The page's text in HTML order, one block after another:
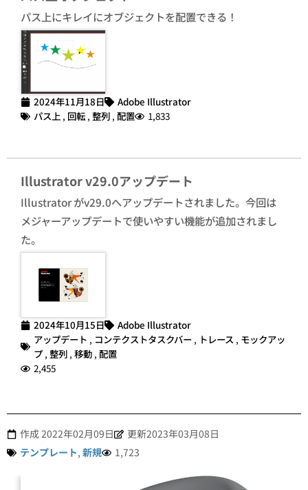
パス上にキレイにオブジェクトを配置できる！
2024年11月18日
Adobe Illustrator
パス上 , 回転 , 整列 , 配置 1,833
Illustrator v29.0アップデート
Illustrator がv29.0へアップデートされました。今回は
メジャーアップデートで使いやすい機能が追加されまし
た。
2024年10月15日
Adobe Illustrator
アップデート , コンテクストタスクバー , トレース , モックアッ
プ, 整列 , 移動 , 配置
2,455
作成2022年02月09日
更新2023年03月08日
テンプレート, 新規 1,723